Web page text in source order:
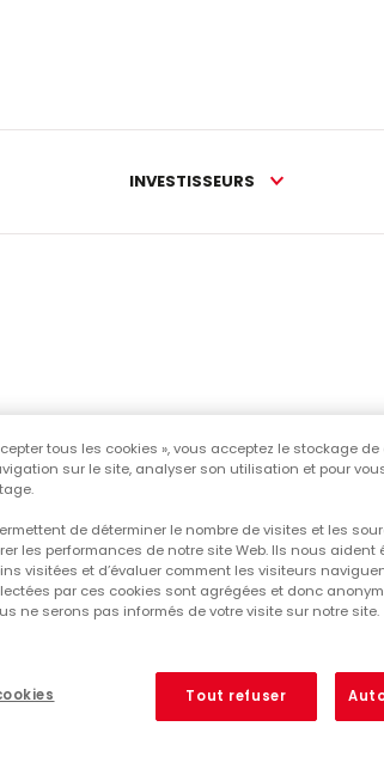
INVESTISSEURS
lorsqu'il est consulté par un utilisateur,
linguistiques ou informations
et peut être utilisé par ce serveur quand
est de retour. Nous utilisons
de publicité et de marketing. Les
sur notre site internet. Nous vous
tous les cookies », vous acceptez le stockage
sur le site, analyser son utilisation et pour
de déterminer le nombre de visites et les
les performances de notre site Web. Ils nous
visitées et d’évaluer comment les visiteurs
par ces cookies sont agrégées et donc
ne serons pas informés de votre visite sur notre site.
Tout refuser